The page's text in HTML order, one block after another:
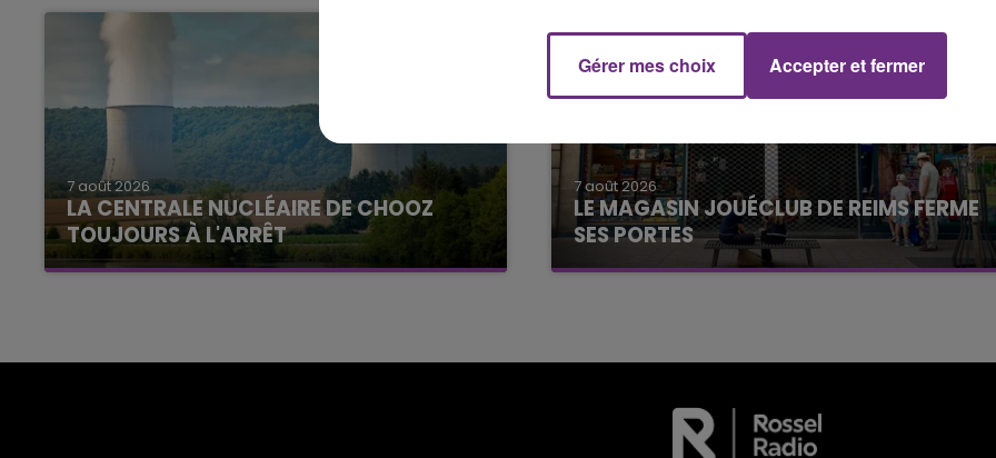
7 août 2026
LA CENTRALE NUCLÉAIRE DE CHOOZ
TOUJOURS À L'ARRÊT
Cela fait déjà une semaine que la centrale
7 août 2026
LE MAGASIN JOUÉCLUB DE REIMS FERME
SES PORTES
C'était l'une des institutions du centre-ville
Le Week-end Champagne FM
7h00 - 11h00
BEST OF
Gérer mes choix Accepter et fermer